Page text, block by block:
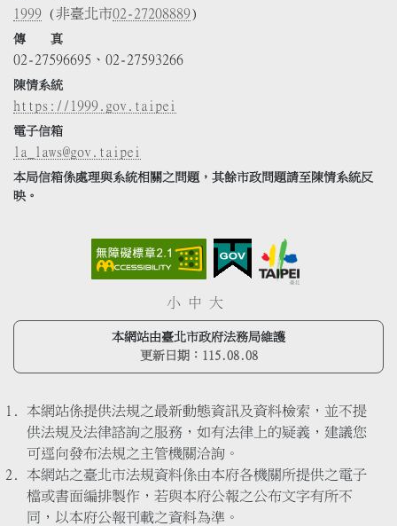
1999 (非臺北市02-27208889)
傳 真
02-27596695、02-27593266
陳情系統
https://1999.gov.taipei
電子信箱
la_laws@gov.taipei
本局信箱係處理與系統相關之問題，其餘市政問題請至陳情系統反
映。
小 中 大
本網站由臺北市政府法務局維護
更新日期： 115.08.08
本網站係提供法規之最新動態資訊及資料檢索，並不提
供法規及法律諮詢之服務，如有法律上的疑義，建議您
可逕向發布法規之主管機關洽詢。
本網站之臺北市法規資料係由本府各機關所提供之電子
檔或書面編排製作，若與本府公報之公布文字有所不
同，以本府公報刊載之資料為準。